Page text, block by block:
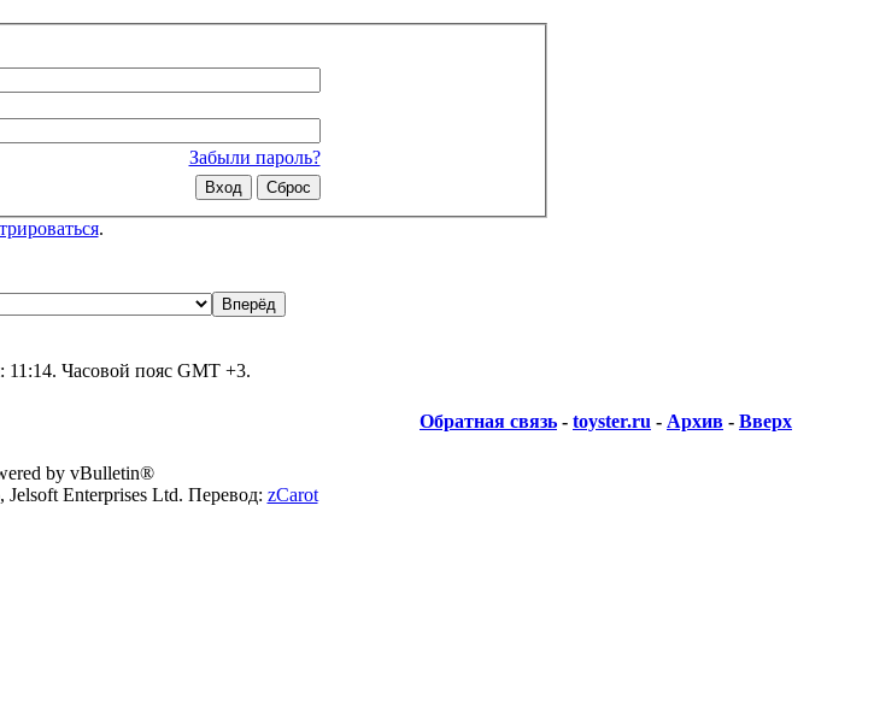
Забыли пароль?
.
11:14. Часовой пояс GMT +3.
Обратная связь - toyster.ru - Архив - Вверх
by vBulletin®
Enterprises Ltd. Перевод: zCarot